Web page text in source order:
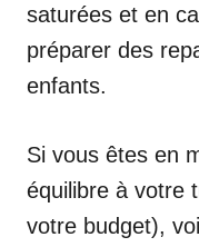
saturées et en
préparer des
enfants.
Si vous êtes en
équilibre à votre
votre budget),